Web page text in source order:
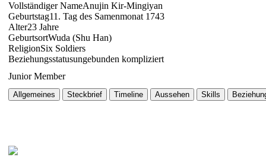
Vollständiger NameAnujin Kir-Mingiyan
Geburtstag11. Tag des Samenmonat 1743
Alter23 Jahre
GeburtsortWuda (Shu Han)
ReligionSix Soldiers
Beziehungsstatusungebunden kompliziert
Junior Member
Allgemeines Steckbrief Timeline Aussehen Skills